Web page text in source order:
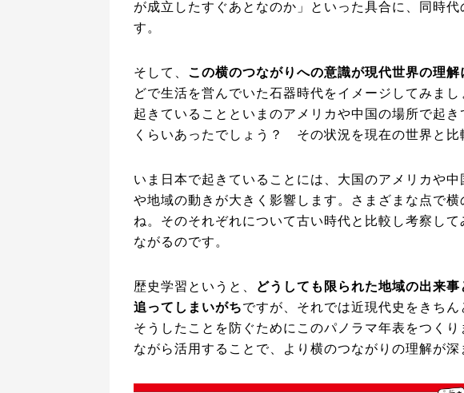
が成立したすぐあとなのか」といった具合に、同時
す。
そして、 この横のつながりへの意識が現代世界の理解
どで生活を営んでいた石器時代をイメージしてみま
起きていることといまのアメリカや中国の場所で起
くらいあったでしょう？ その状況を現在の世界と比
いま日本で起きていることには、大国のアメリカや
や地域の動きが大きく影響します。さまざまな点で
ね。そのそれぞれについて古い時代と比較し考察し
ながるのです。
歴史学習というと、
どうしても限られた地域の出来
追ってしまいがちですが、それでは近現代史をきち
そうしたことを防ぐためにこのパノラマ年表をつく
ながら活用することで、より横のつながりの理解が深